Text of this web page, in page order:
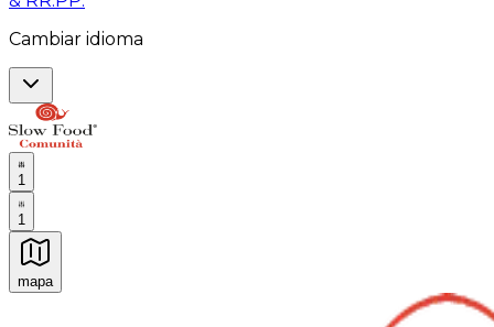
Cambiar idioma
1
1
mapa
Experiencias culinarias inolvidables: Experiencias